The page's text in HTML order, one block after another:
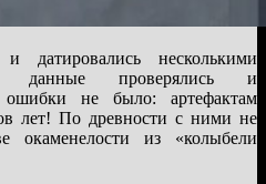
датировались несколькими
данные проверялись и
ошибки не было: артефактам
лет! По древности с ними не
окаменелости из «колыбели